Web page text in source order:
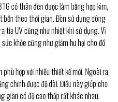
có thân đèn được làm bằng hợp kim,
bền theo thời gian. Đèn sử dụng công
tia UV cũng như nhiệt khi sử dụng. Vì
khỏe cũng như giảm hư hại cho đồ
hợp với nhiều thiết kế mới. Ngoài ra,
chỉnh được độ dài. Điều này giúp cho
gian có độ cao thấp rất khác nhau.